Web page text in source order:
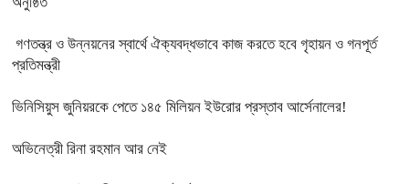
গণতন্ত্র ও উন্নয়নের স্বার্থে ঐক্যবদ্ধভাবে কাজ করতে হবে গৃহায়ন ও গনপূর্ত
প্রতিমন্ত্রী
ভিনিসিয়ুস জুনিয়রকে পেতে ১৪৫ মিলিয়ন ইউরোর প্রস্তাব আর্সেনালের!
অভিনেত্রী রিনা রহমান আর নেই